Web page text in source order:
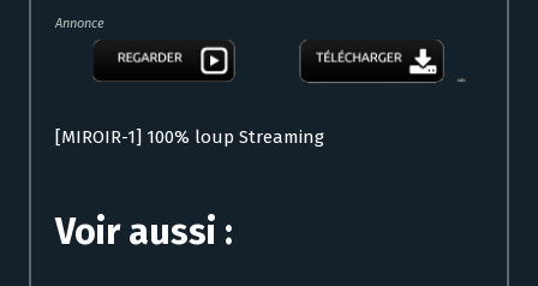
Annonce
[MIROIR-1] 100% loup Streaming
Voir aussi :